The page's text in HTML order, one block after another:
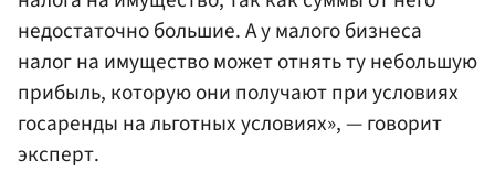
недостаточно большие. А у малого бизнеса
налог на имущество может отнять ту небольшую
прибыль, которую они получают при условиях
госаренды на льготных условиях», — говорит
эксперт.